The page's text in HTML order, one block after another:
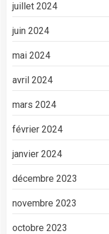
juillet 2024
juin 2024
mai 2024
avril 2024
mars 2024
février 2024
janvier 2024
décembre 2023
novembre 2023
octobre 2023